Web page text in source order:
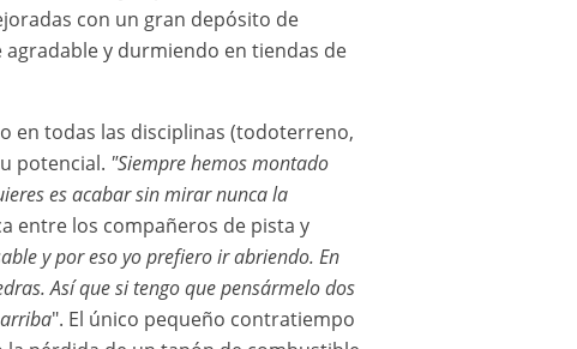
con un gran depósito de
y durmiendo en tiendas de
en todas las disciplinas (todoterreno,
potencial. "Siempre hemos montado
es acabar sin mirar nunca la
entre los compañeros de pista y
y por eso yo prefiero ir abriendo. En
Así que si tengo que pensármelo dos
". El único pequeño contratiempo